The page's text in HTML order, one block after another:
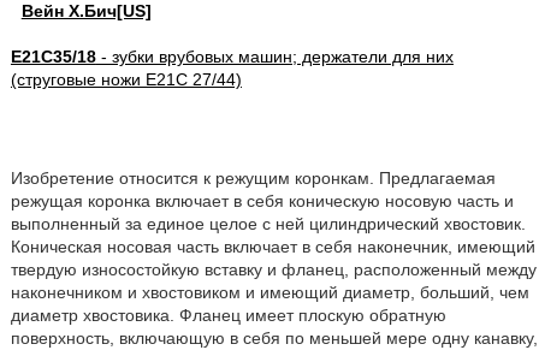
Вейн Х.Бич[US]
E21C35/18- зубки врубовых машин; держатели для них
(струговые ножи E21C 27/44)
Изобретение относится к режущим коронкам. Предлагаемая
режущая коронка включает в себя коническую носовую часть и
выполненный за единое целое с ней цилиндрический хвостовик.
Коническая носовая часть включает в себя наконечник, имеющий
твердую износостойкую вставку и фланец, расположенный между
наконечником и хвостовиком и имеющий диаметр, больший, чем
диаметр хвостовика. Фланец имеет плоскую обратную
поверхность, включающую в себя по меньшей мере одну канавку,